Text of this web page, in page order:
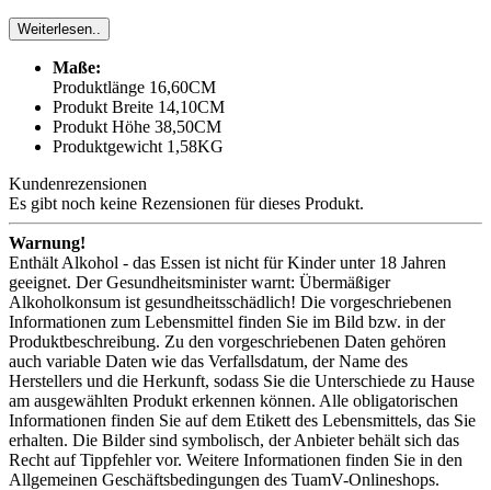
Weiterlesen..
Maße:
Produktlänge 16,60CM
Produkt Breite 14,10CM
Produkt Höhe 38,50CM
Produktgewicht 1,58KG
Kundenrezensionen
Es gibt noch keine Rezensionen für dieses Produkt.
Warnung!
Enthält Alkohol - das Essen ist nicht für Kinder unter 18 Jahren
geeignet. Der Gesundheitsminister warnt: Übermäßiger
Alkoholkonsum ist gesundheitsschädlich! Die vorgeschriebenen
Informationen zum Lebensmittel finden Sie im Bild bzw. in der
Produktbeschreibung. Zu den vorgeschriebenen Daten gehören
auch variable Daten wie das Verfallsdatum, der Name des
Herstellers und die Herkunft, sodass Sie die Unterschiede zu Hause
am ausgewählten Produkt erkennen können. Alle obligatorischen
Informationen finden Sie auf dem Etikett des Lebensmittels, das Sie
erhalten. Die Bilder sind symbolisch, der Anbieter behält sich das
Recht auf Tippfehler vor. Weitere Informationen finden Sie in den
Allgemeinen Geschäftsbedingungen des TuamV-Onlineshops.